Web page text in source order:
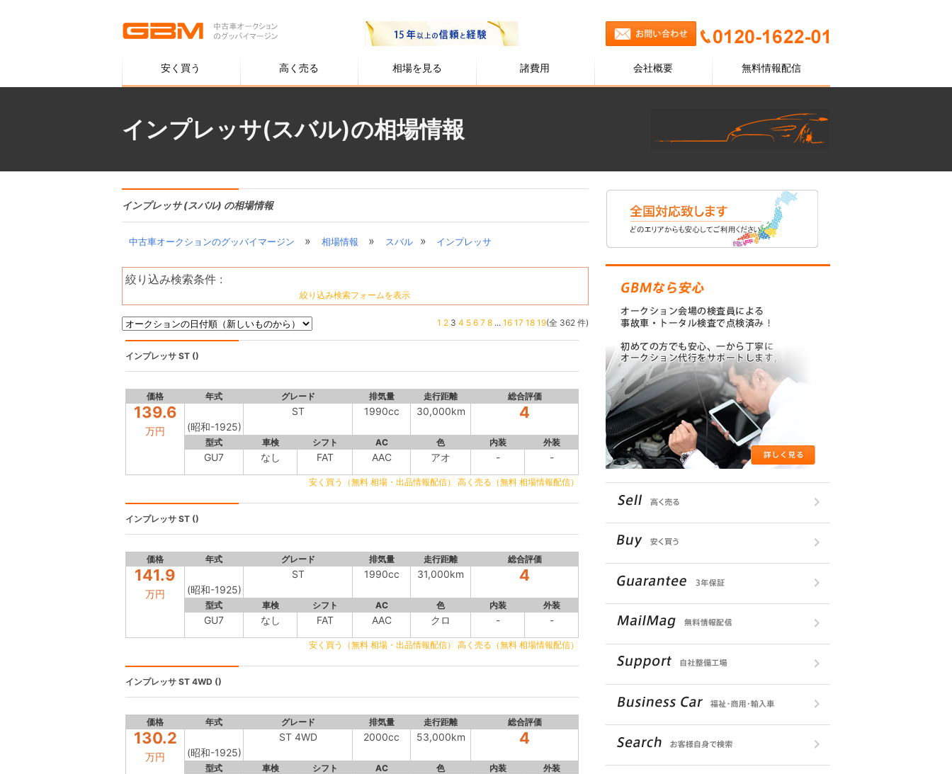
安く買う 高く売る 相場を見る 諸費用 会社概要 無料情報配信
インプレッサ(スバル)の相場情報
インプレッサ (スバル) の相場情報
中古車オークションのグッバイマージン » 相場情報 » スバル » インプレッサ
絞り込み検索条件 :
絞り込み検索フォームを表示
1 23 4 5 6 7 8... 16 17 18 19(全 362 件)
インプレッサ ST ()
価格 年式 グレード 排気量 走行距離 総合評価
139.6
万円 (昭和-1925)
ST 1990cc 30,000km 4
型式 車検 シフト AC 色 内装 外装
GU7 なし FAT AAC アオ - -
安く買う（無料 相場・出品情報配信） 高く売る（無料 相場情報配信）
インプレッサ ST ()
価格 年式 グレード 排気量 走行距離 総合評価
141.9
万円 (昭和-1925)
ST 1990cc 31,000km 4
型式 車検 シフト AC 色 内装 外装
GU7 なし FAT AAC クロ - -
安く買う（無料 相場・出品情報配信） 高く売る（無料 相場情報配信）
インプレッサ ST 4WD ()
価格 年式 グレード 排気量 走行距離 総合評価
130.2
万円 (昭和-1925)
ST 4WD 2000cc 53,000km 4
型式 車検 シフト AC 色 内装 外装